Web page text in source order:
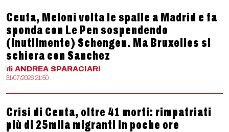
Ceuta, Meloni volta le spalle a Madrid e fa
sponda con Le Pen sospendendo
(inutilmente) Schengen. Ma Bruxelles si
schiera con Sanchez
di ANDREA SPARACIARI
31/07/2026 21:50
Crisi di Ceuta, oltre 41 morti: rimpatriati
più di 25mila migranti in poche ore